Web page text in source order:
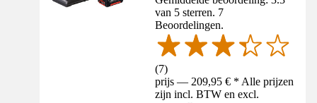
van 5 sterren. 7
Beoordelingen.
(7)
prijs — 209,95 € * Alle prijzen
zijn incl. BTW en excl.